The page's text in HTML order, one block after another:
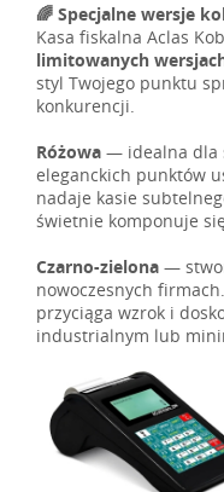
🌈 Specjalne wersje
Kasa fiskalna Aclas
limitowanych
styl Twojego punktu
konkurencji.
Różowa — idealna dla
eleganckich punktów
nadaje kasie
świetnie komponuje
Czarno-zielona —
nowoczesnych
przyciąga wzrok i
industrialnym lub